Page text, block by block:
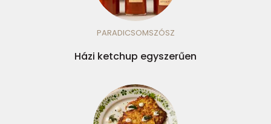
PARADICSOMSZÓSZ
Házi ketchup egyszerűen